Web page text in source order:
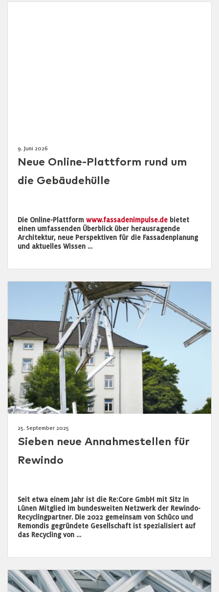
9. Juni 2026
Neue Online-Plattform rund um
die Gebäudehülle
Die Online-Plattform www.fassadenimpulse.de bietet
einen umfassenden Überblick über herausragende
Architektur, neue Perspektiven für die Fassadenplanung
und aktuelles Wissen …
25. September 2025
Sieben neue Annahmestellen für
Rewindo
Seit etwa einem Jahr ist die Re:Core GmbH mit Sitz in
Lünen Mitglied im bundesweiten Netzwerk der Rewindo-
Recyclingpartner. Die 2022 gemeinsam von Schüco und
Remondis gegründete Gesellschaft ist spezialisiert auf
das Recycling von …